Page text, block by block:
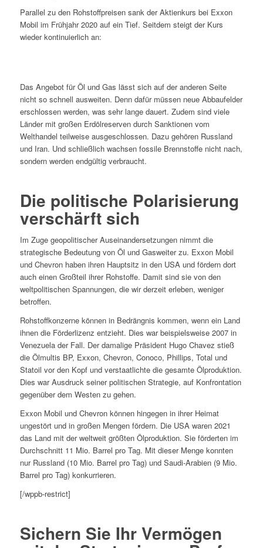
Parallel zu den Rohstoffpreisen sank der Aktienkurs bei Exxon
Mobil im Frühjahr 2020 auf ein Tief. Seitdem steigt der Kurs
wieder kontinuierlich an:
Das Angebot für Öl und Gas lässt sich auf der anderen Seite
nicht so schnell ausweiten. Denn dafür müssen neue Abbaufelder
erschlossen werden, was sehr lange dauert. Zudem sind viele
Länder mit großen Erdölreserven durch Sanktionen vom
Welthandel teilweise ausgeschlossen. Dazu gehören Russland
und Iran. Und schließlich wachsen fossile Brennstoffe nicht nach,
sondern werden endgültig verbraucht.
Die politische Polarisierung
verschärft sich
Im Zuge geopolitischer Auseinandersetzungen nimmt die
strategische Bedeutung von Öl und Gasweiter zu. Exxon Mobil
und Chevron haben ihren Hauptsitz in den USA und fördern dort
auch einen Großteil ihrer Rohstoffe. Damit sind sie von den
weltpolitischen Spannungen, die wir derzeit erleben, weniger
betroffen.
Rohstoffkonzerne können in Bedrängnis kommen, wenn ein Land
ihnen die Förderlizenz entzieht. Dies war beispielsweise 2007 in
Venezuela der Fall. Der damalige Präsident Hugo Chavez stieß
die Ölmultis BP, Exxon, Chevron, Conoco, Phillips, Total und
Statoil vor den Kopf und verstaatlichte die gesamte Ölproduktion.
Dies war Ausdruck seiner politischen Strategie, auf Konfrontation
gegenüber dem Westen zu gehen.
Exxon Mobil und Chevron können hingegen in ihrer Heimat
ungestört und in großen Mengen fördern. Die USA waren 2021
das Land mit der weltweit größten Ölproduktion. Sie förderten im
Durchschnitt 11 Mio. Barrel pro Tag. Mit dieser Menge konnten
nur Russland (10 Mio. Barrel pro Tag) und Saudi-Arabien (9 Mio.
Barrel pro Tag) konkurrieren.
[/wppb-restrict]
Sichern Sie Ihr Vermögen